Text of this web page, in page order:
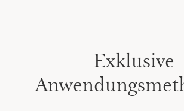
Exklusive